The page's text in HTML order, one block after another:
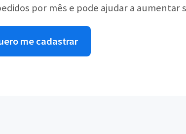
por mês e pode ajudar a aumentar
me cadastrar